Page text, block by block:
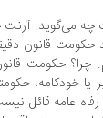
چه می‌گوید. آرنت
قانون
چرا؟ حکومت
خودکامه،
عامه قائل